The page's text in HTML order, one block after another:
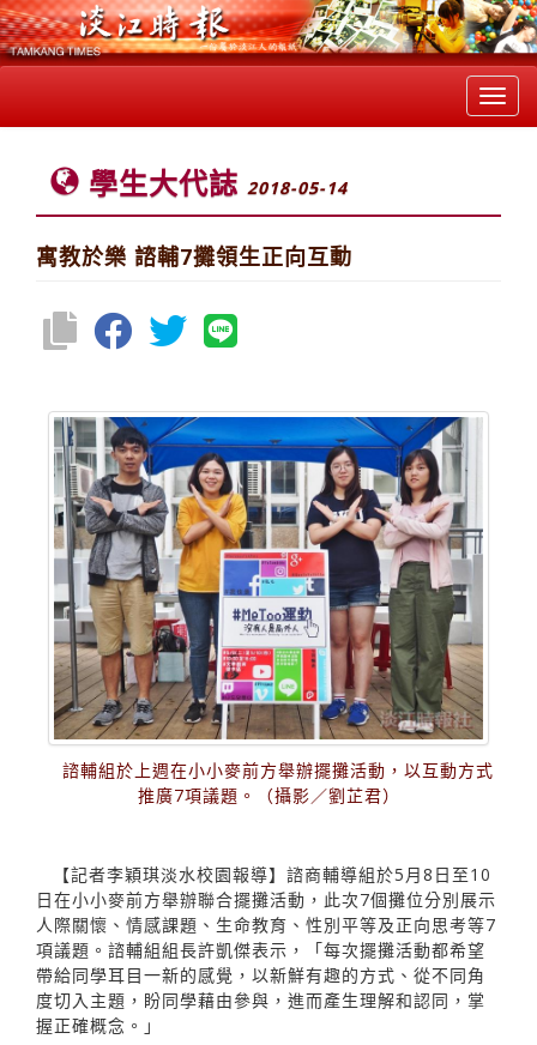
學生大代誌 2018-05-14
寓教於樂 諮輔7攤領生正向互動
諮輔組於上週在小小麥前方舉辦擺攤活動，以互動方式
推廣7項議題。（攝影／劉芷君）
【記者李穎琪淡水校園報導】諮商輔導組於5月8日至10
日在小小麥前方舉辦聯合擺攤活動，此次7個攤位分別展示
人際關懷、情感課題、生命教育、性別平等及正向思考等7
項議題。諮輔組組長許凱傑表示，「每次擺攤活動都希望
帶給同學耳目一新的感覺，以新鮮有趣的方式、從不同角
度切入主題，盼同學藉由參與，進而產生理解和認同，掌
握正確概念。」